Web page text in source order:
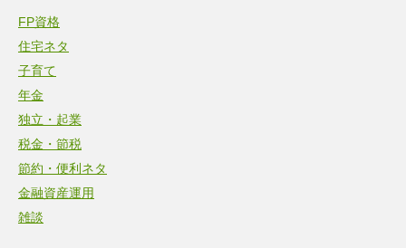
FP資格
住宅ネタ
子育て
年金
独立・起業
税金・節税
節約・便利ネタ
金融資産運用
雑談